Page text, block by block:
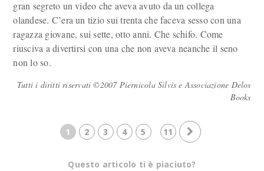
gran segreto un video che aveva avuto da un collega
olandese. C’era un tizio sui trenta che faceva sesso con una
ragazza giovane, sui sette, otto anni. Che schifo. Come
riusciva a divertirsi con una che non aveva neanche il seno
non lo so.
Tutti i diritti riservati ©2007 Piernicola Silvis e Associazione Delos
Books
1 2 3 4 5 11
Questo articolo ti è piaciuto?